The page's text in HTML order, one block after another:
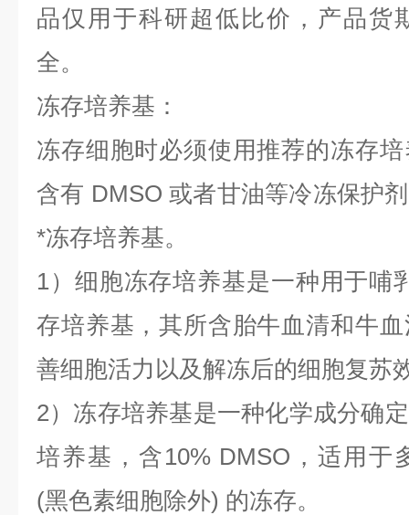
品仅用于科研超低比价，产品货
全。
冻存培养基：
冻存细胞时必须使用推荐的冻存
含有 DMSO 或者甘油等冷冻保护
*冻存培养基。
1）细胞冻存培养基是一种用于哺
存培养基，其所含胎牛血清和牛
善细胞活力以及解冻后的细胞复苏
2）冻存培养基是一种化学成分确
培养基，含10% DMSO，适用于
(黑色素细胞除外) 的冻存。